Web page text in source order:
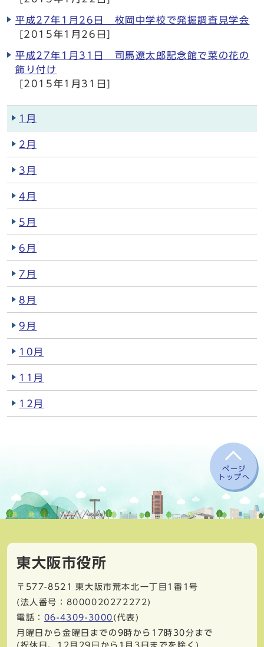
平成27年1月26日 枚岡中学校で発掘調査見学会
[2015年1月26日]
平成27年1月31日 司馬遼太郎記念館で菜の花の
飾り付け
[2015年1月31日]
1月
2月
3月
4月
5月
6月
7月
8月
9月
10月
11月
12月
ページ
トップへ
東大阪市役所
〒577-8521
東大阪市荒本北一丁目1番1号
(法人番号：8000020272272)
電話： 06-4309-3000 (代表)
月曜日から金曜日までの9時から17時30分まで
(祝休日、12月29日から1月3日までを除く)